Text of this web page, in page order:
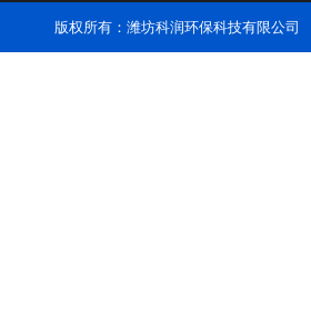
版权所有：潍坊科润环保科技有限